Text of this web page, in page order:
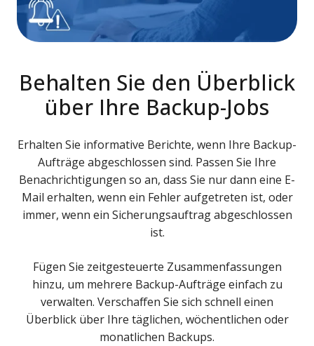
Behalten Sie den Überblick
über Ihre Backup-Jobs
Erhalten Sie informative Berichte, wenn Ihre Backup-
Aufträge abgeschlossen sind. Passen Sie Ihre
Benachrichtigungen so an, dass Sie nur dann eine E-
Mail erhalten, wenn ein Fehler aufgetreten ist, oder
immer, wenn ein Sicherungsauftrag abgeschlossen
ist.
Fügen Sie zeitgesteuerte Zusammenfassungen
hinzu, um mehrere Backup-Aufträge einfach zu
verwalten. Verschaffen Sie sich schnell einen
Überblick über Ihre täglichen, wöchentlichen oder
monatlichen Backups.